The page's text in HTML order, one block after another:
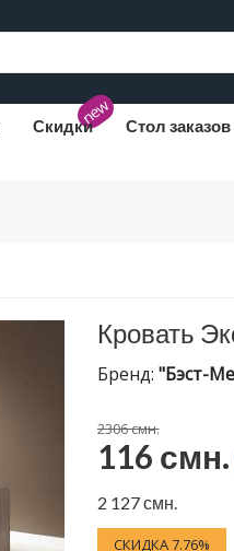
new
Скидки Стол заказов
Кровать
Бренд: "Бэст-
2306 смн.
116 смн.
2 127 смн.
СКИДКА 7.76%